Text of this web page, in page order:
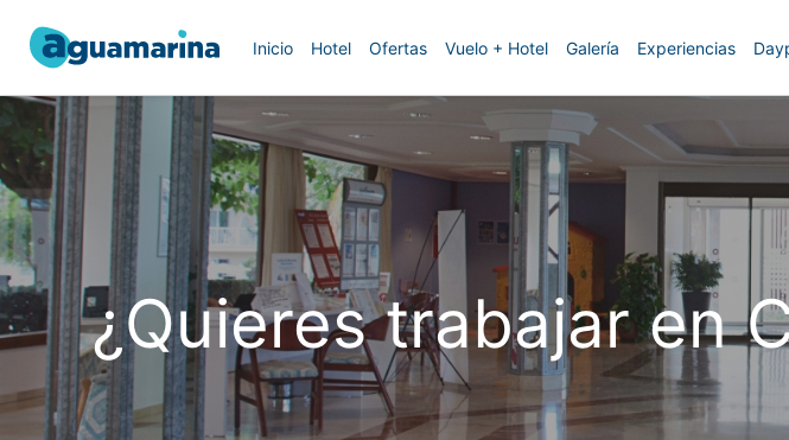
Inicio Hotel Ofertas Vuelo + Hotel Galería Experiencias
¿Quieres trabajar en